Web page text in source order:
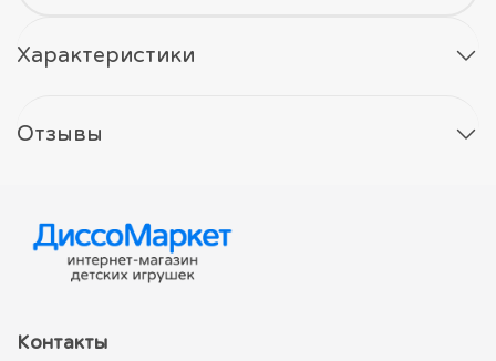
Характеристики
Отзывы
Контакты